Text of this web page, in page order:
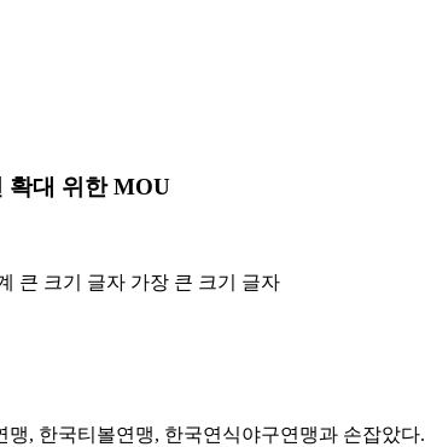
확대 위한 MOU
큰 크기 글자 가장 큰 크기 글자
, 한국티볼연맹, 한국연식야구연맹과 손잡았다.